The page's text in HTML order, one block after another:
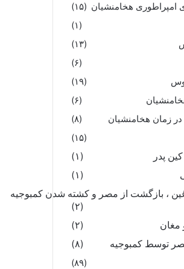
امپراطوری هخامنشیان (۱۵)
(۱)
(۱۳)
(۶)
(۱۹)
(۶)
زمان هخامنشیان
(۸)
(۱۵)
پدر
(۱)
(۱)
، بازگشت از مصر و کشته شدن کمبوجیه
(۲)
مغان
(۲)
توسط کمبوجیه
(۸)
(۸۹)